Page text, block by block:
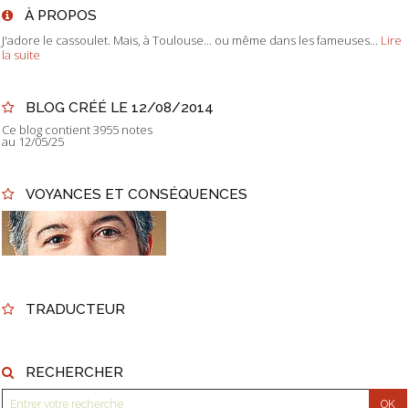
À PROPOS
J'adore le cassoulet. Mais, à Toulouse... ou même dans les fameuses...
Lire
la suite
BLOG CRÉÉ LE 12/08/2014
Ce blog contient 3955 notes
au 12/05/25
VOYANCES ET CONSÉQUENCES
TRADUCTEUR
RECHERCHER